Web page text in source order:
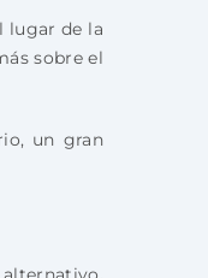
lugar de la
sobre el
un gran